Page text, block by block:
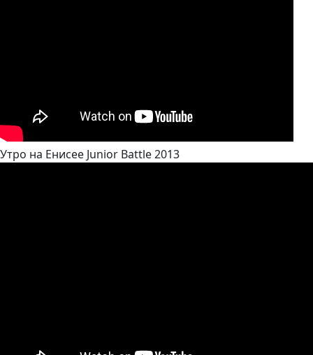
Утро на Енисее Junior Battle 2013